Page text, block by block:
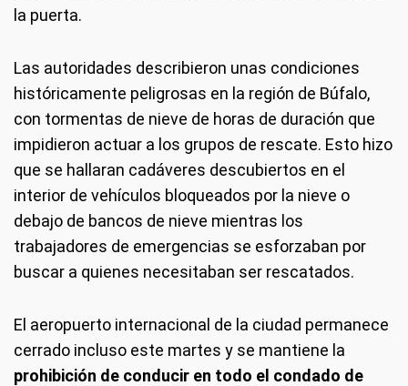
la puerta.
Las autoridades describieron unas condiciones
históricamente peligrosas en la región de Búfalo,
con tormentas de nieve de horas de duración que
impidieron actuar a los grupos de rescate. Esto hizo
que se hallaran cadáveres descubiertos en el
interior de vehículos bloqueados por la nieve o
debajo de bancos de nieve mientras los
trabajadores de emergencias se esforzaban por
buscar a quienes necesitaban ser rescatados.
El aeropuerto internacional de la ciudad permanece
cerrado incluso este martes y se mantiene la
prohibición de conducir en todo el condado de